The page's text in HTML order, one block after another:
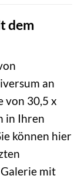
dem
an
von 30,5 x
in Ihren
können hier
mit